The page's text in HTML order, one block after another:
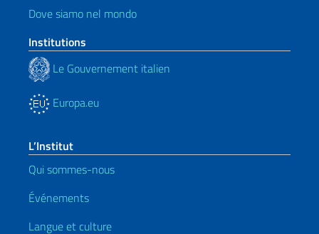
Dove siamo nel mondo
Institutions
Le Gouvernement italien
Europa.eu
L’Institut
Qui sommes-nous
Événements
Langue et culture